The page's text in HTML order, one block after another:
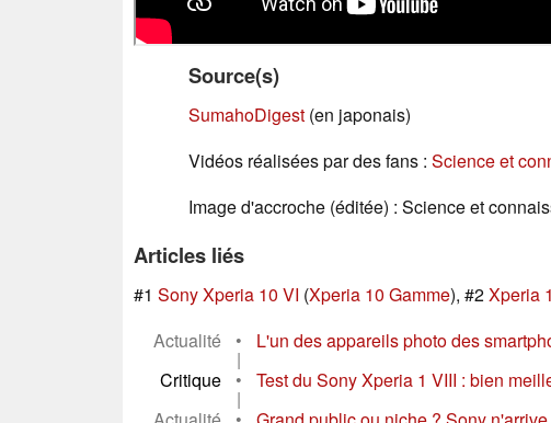
Source(s)
SumahoDigest (en japonais)
Vidéos réalisées par des fans : Science et
Image d'accroche (éditée) : Science et
Articles liés
#1 Sony Xperia 10 VI (Xperia 10 Gamme), #2Xperia
Actualité
• L'un des appareils photo des
|
Critique
• Test du Sony Xperia 1 VIII : bien
|